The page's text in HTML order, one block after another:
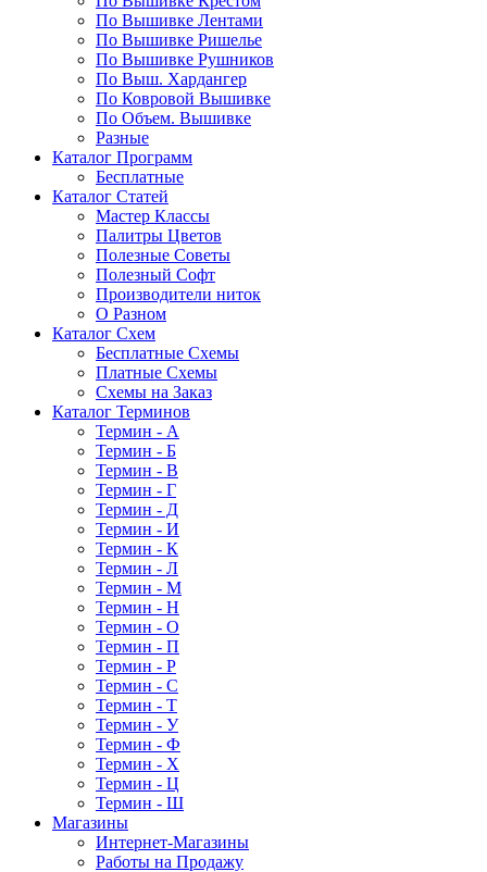
По Вышивке Лентами
По Вышивке Ришелье
По Вышивке Рушников
По Выш. Хардангер
По Ковровой Вышивке
По Объем. Вышивке
Разные
Каталог Программ
Бесплатные
Каталог Статей
Мастер Классы
Палитры Цветов
Полезные Советы
Полезный Софт
Производители ниток
О Разном
Каталог Схем
Бесплатные Схемы
Платные Схемы
Схемы на Заказ
Каталог Терминов
Термин - А
Термин - Б
Термин - В
Термин - Г
Термин - Д
Термин - И
Термин - К
Термин - Л
Термин - М
Термин - Н
Термин - О
Термин - П
Термин - Р
Термин - С
Термин - Т
Термин - У
Термин - Ф
Термин - Х
Термин - Ц
Термин - Ш
Магазины
Интернет-Магазины
Работы на Продажу